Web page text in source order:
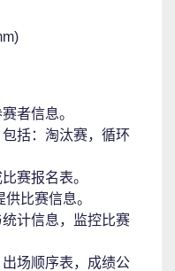
者信息。
括：淘汰赛，循环
赛报名表。
比赛信息。
计信息，监控比赛
场顺序表，成绩公